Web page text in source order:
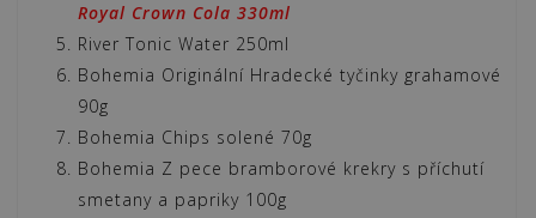
Royal Crown Cola 330ml
River Tonic Water 250ml
Bohemia Originální Hradecké tyčinky grahamové
90g
Bohemia Chips solené 70g
Bohemia Z pece bramborové krekry s příchutí
smetany a papriky 100g